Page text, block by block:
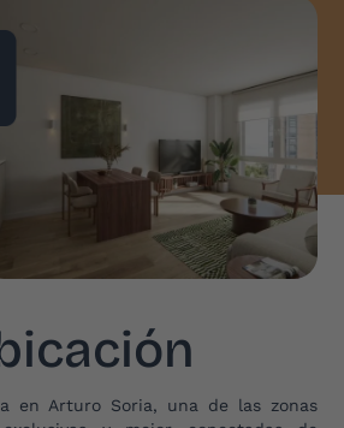
en Arturo Soria, una de las zonas